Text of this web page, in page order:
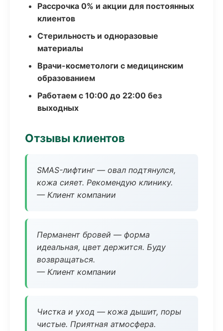
Рассрочка 0% и акции для постоянных
клиентов
Стерильность и одноразовые
материалы
Врачи-косметологи с медицинским
образованием
Работаем с 10:00 до 22:00 без
выходных
Отзывы клиентов
SMAS-лифтинг — овал подтянулся,
кожа сияет. Рекомендую клинику.
— Клиент компании
Перманент бровей — форма
идеальная, цвет держится. Буду
возвращаться.
— Клиент компании
Чистка и уход — кожа дышит, поры
чистые. Приятная атмосфера.